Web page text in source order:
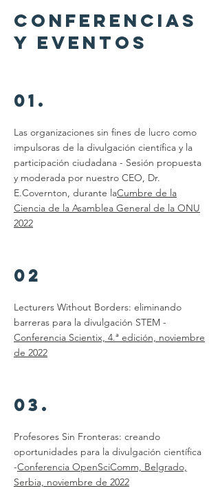
conferencias
y eventos
01.
Las organizaciones sin fines de lucro como
impulsoras de la divulgación científica y la
participación ciudadana - Sesión propuesta
y moderada por nuestro CEO, Dr.
E.Covernton, durante laCumbre de la
Ciencia de la Asamblea General de la ONU
2022
02
Lecturers Without Borders: eliminando
barreras para la divulgación STEM -
Conferencia Scientix, 4.ª edición, noviembre
de 2022
03.
Profesores Sin Fronteras: creando
oportunidades para la divulgación científica
-Conferencia OpenSciComm, Belgrado,
Serbia, noviembre de 2022